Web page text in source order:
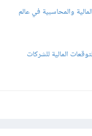
والمحاسبية في عالم
المالية للشركات